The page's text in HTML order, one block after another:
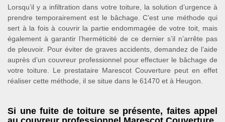
Lorsqu’il y a infiltration dans votre toiture, la solution d’urgence à
prendre temporairement est le bâchage. C’est une méthode qui
sert à la fois à couvrir la partie endommagée de votre toit, mais
également à garantir l’herméticité de ce dernier s’il n’arrête pas
de pleuvoir. Pour éviter de graves accidents, demandez de l’aide
auprès d’un couvreur professionnel pour effectuer le bâchage de
votre toiture. Le prestataire Marescot Couverture peut en effet
réaliser cette méthode, il se situe dans le 61470 et à Heugon.
Si une fuite de toiture se présente, faites appel